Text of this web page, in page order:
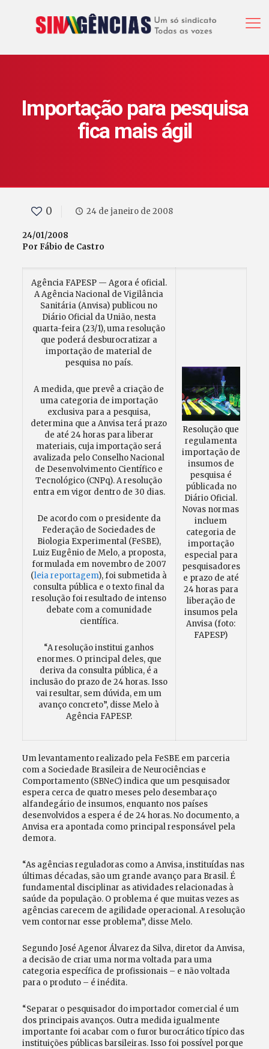
Importação para pesquisa
fica mais ágil
0 24 de janeiro de 2008
24/01/2008
Por Fábio de Castro
Agência FAPESP — Agora é oficial.
A Agência Nacional de Vigilância
Sanitária (Anvisa) publicou no
Diário Oficial da União, nesta
quarta-feira (23/1), uma resolução
que poderá desburocratizar a
importação de material de
pesquisa no país.
A medida, que prevê a criação de
uma categoria de importação
exclusiva para a pesquisa,
determina que a Anvisa terá prazo
de até 24 horas para liberar
materiais, cuja importação será
avalizada pelo Conselho Nacional
de Desenvolvimento Científico e
Tecnológico (CNPq). A resolução
entra em vigor dentro de 30 dias.
De acordo com o presidente da
Federação de Sociedades de
Biologia Experimental (FeSBE),
Luiz Eugênio de Melo, a proposta,
formulada em novembro de 2007
(leia reportagem), foi submetida à
consulta pública e o texto final da
resolução foi resultado de intenso
debate com a comunidade
científica.
“A resolução institui ganhos
enormes. O principal deles, que
deriva da consulta pública, é a
inclusão do prazo de 24 horas. Isso
vai resultar, sem dúvida, em um
avanço concreto”, disse Melo à
Agência FAPESP.
Resolução que
regulamenta
importação de
insumos de
pesquisa é
públicada no
Diário Oficial.
Novas normas
incluem
categoria de
importação
especial para
pesquisadores
e prazo de até
24 horas para
liberação de
insumos pela
Anvisa (foto:
FAPESP)
Um levantamento realizado pela FeSBE em parceria
com a Sociedade Brasileira de Neurociências e
Comportamento (SBNeC) indica que um pesquisador
espera cerca de quatro meses pelo desembaraço
alfandegário de insumos, enquanto nos países
desenvolvidos a espera é de 24 horas. No documento, a
Anvisa era apontada como principal responsável pela
demora.
“As agências reguladoras como a Anvisa, instituídas nas
últimas décadas, são um grande avanço para Brasil. É
fundamental disciplinar as atividades relacionadas à
saúde da população. O problema é que muitas vezes as
agências carecem de agilidade operacional. A resolução
vem contornar esse problema”, disse Melo.
Segundo José Agenor Álvarez da Silva, diretor da Anvisa,
a decisão de criar uma norma voltada para uma
categoria específica de profissionais – e não voltada
para o produto – é inédita.
“Separar o pesquisador do importador comercial é um
dos principais avanços. Outra medida igualmente
importante foi acabar com o furor burocrático típico das
instituições públicas barsileiras. Isso foi possível porque